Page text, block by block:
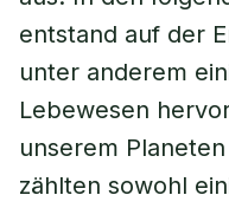
entstand auf der
unter anderem
Lebewesen
unserem
zählten sowohl